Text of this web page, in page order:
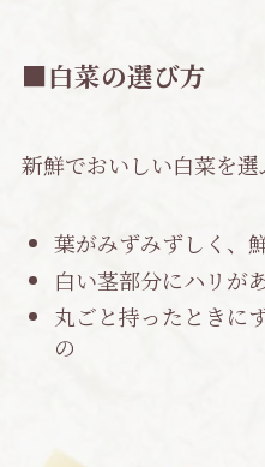
■白菜の選び方
新鮮でおいしい白菜を選
葉がみずみずしく、
白い茎部分にハリが
丸ごと持ったときに
の